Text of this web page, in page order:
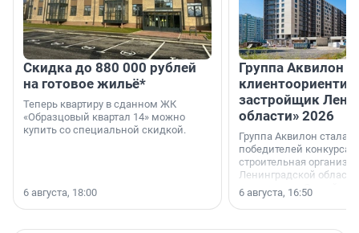
Скидка до 880 000 рублей
на готовое жильё*
Теперь квартиру в сданном ЖК
«Образцовый квартал 14» можно
купить со специальной скидкой.
6 августа, 18:00
Группа Аквилон
застройщик
области» 2026
Группа Аквилон стала
победителей конкурса
строительная
Ленинградской области
номинации «Самый
застройщик
области».
6 августа, 16:50